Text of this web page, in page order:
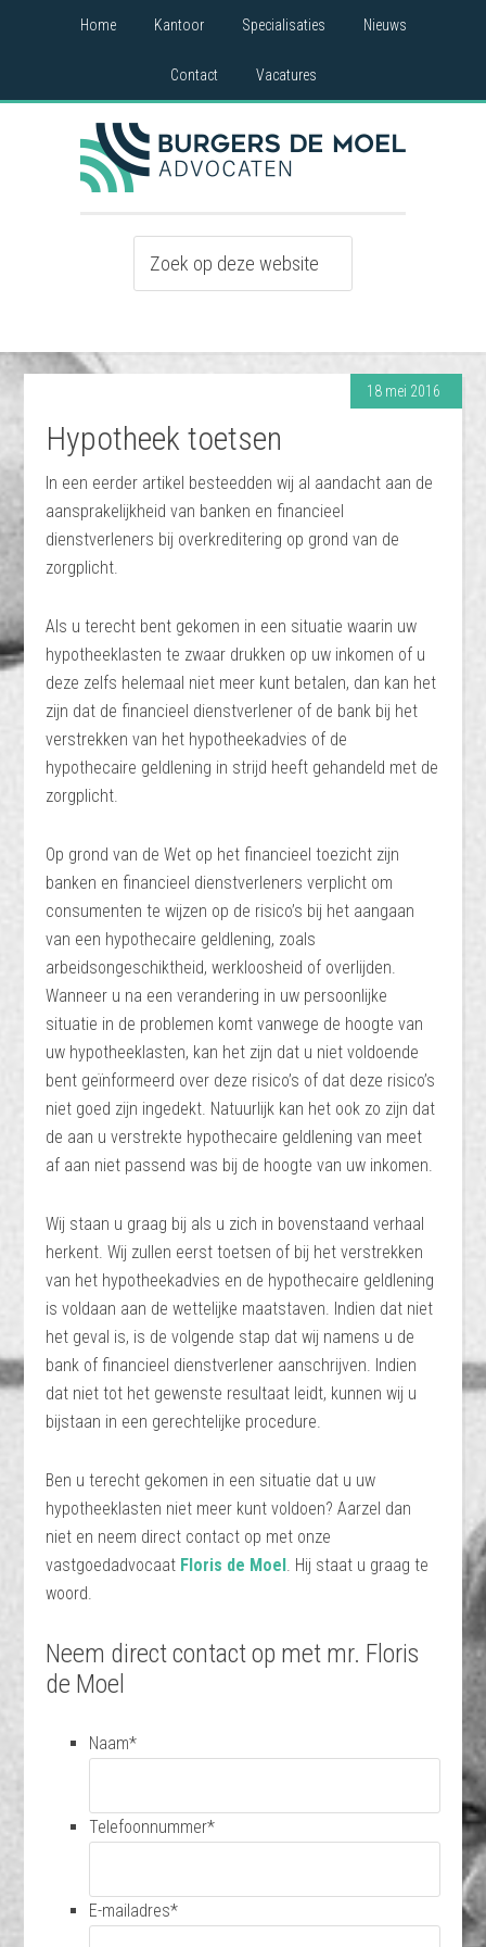
Home Kantoor Specialisaties Nieuws
Contact Vacatures
18 mei 2016
Hypotheek toetsen
In een eerder artikel besteedden wij al aandacht aan de
aansprakelijkheid van banken en financieel
dienstverleners bij overkreditering op grond van de
zorgplicht.
Als u terecht bent gekomen in een situatie waarin uw
hypotheeklasten te zwaar drukken op uw inkomen of u
deze zelfs helemaal niet meer kunt betalen, dan kan het
zijn dat de financieel dienstverlener of de bank bij het
verstrekken van het hypotheekadvies of de
hypothecaire geldlening in strijd heeft gehandeld met de
zorgplicht.
Op grond van de Wet op het financieel toezicht zijn
banken en financieel dienstverleners verplicht om
consumenten te wijzen op de risico’s bij het aangaan
van een hypothecaire geldlening, zoals
arbeidsongeschiktheid, werkloosheid of overlijden.
Wanneer u na een verandering in uw persoonlijke
situatie in de problemen komt vanwege de hoogte van
uw hypotheeklasten, kan het zijn dat u niet voldoende
bent geïnformeerd over deze risico’s of dat deze risico’s
niet goed zijn ingedekt. Natuurlijk kan het ook zo zijn dat
de aan u verstrekte hypothecaire geldlening van meet
af aan niet passend was bij de hoogte van uw inkomen.
Wij staan u graag bij als u zich in bovenstaand verhaal
herkent. Wij zullen eerst toetsen of bij het verstrekken
van het hypotheekadvies en de hypothecaire geldlening
is voldaan aan de wettelijke maatstaven. Indien dat niet
het geval is, is de volgende stap dat wij namens u de
bank of financieel dienstverlener aanschrijven. Indien
dat niet tot het gewenste resultaat leidt, kunnen wij u
bijstaan in een gerechtelijke procedure.
Ben u terecht gekomen in een situatie dat u uw
hypotheeklasten niet meer kunt voldoen? Aarzel dan
niet en neem direct contact op met onze
vastgoedadvocaat Floris de Moel. Hij staat u graag te
woord.
Neem direct contact op met mr. Floris
de Moel
Naam*
Telefoonnummer*
E-mailadres*